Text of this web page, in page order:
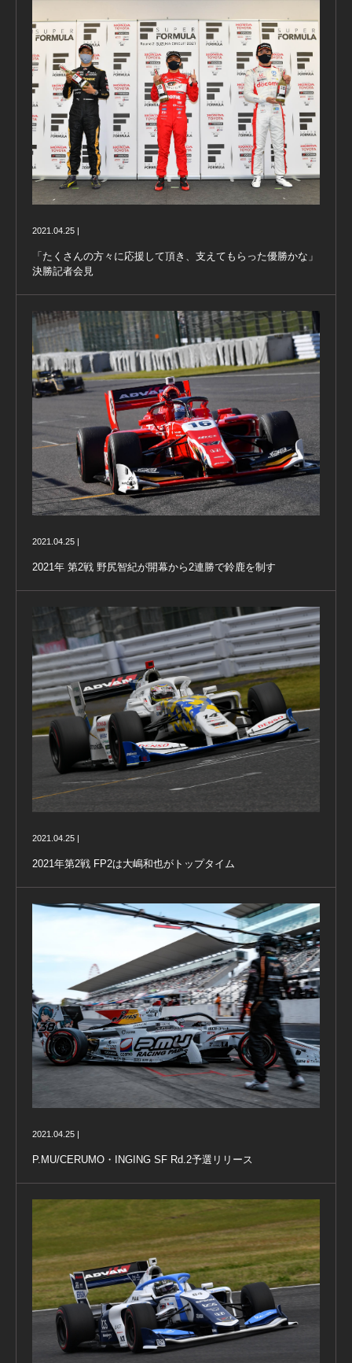
2021.04.25 |
「たくさんの方々に応援して頂き、支えてもらった優勝かな」
決勝記者会見
2021.04.25 |
2021年 第2戦 野尻智紀が開幕から2連勝で鈴鹿を制す
2021.04.25 |
2021年第2戦 FP2は大嶋和也がトップタイム
2021.04.25 |
P.MU/CERUMO・INGING SF Rd.2予選リリース